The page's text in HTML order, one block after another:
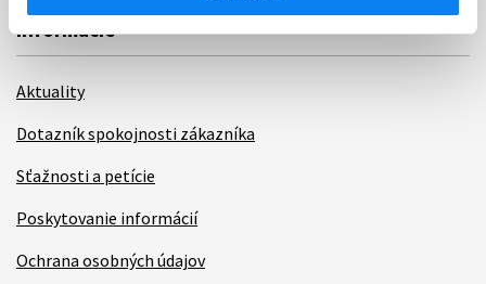
Informácie
Aktuality
Dotazník spokojnosti zákazníka
Sťažnosti a petície
Poskytovanie informácií
Ochrana osobných údajov